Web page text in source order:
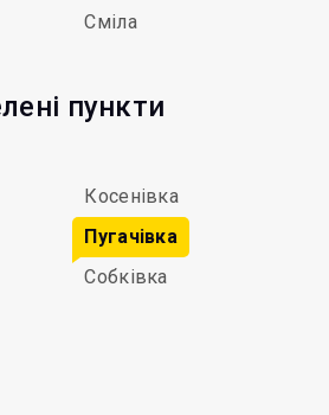
Сміла
пункти
Косенівка
Пугачівка
Собківка